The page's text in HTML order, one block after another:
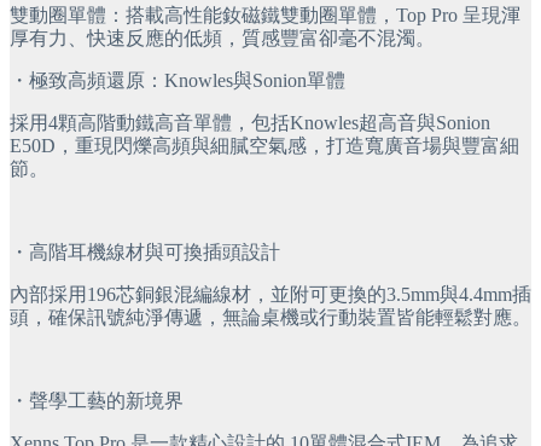
雙動圈單體：搭載高性能釹磁鐵雙動圈單體，Top Pro 呈現渾
厚有力、快速反應的低頻，質感豐富卻毫不混濁。
・極致高頻還原：Knowles與Sonion單體
採用4顆高階動鐵高音單體，包括Knowles超高音與Sonion
E50D，重現閃爍高頻與細膩空氣感，打造寬廣音場與豐富細
節。
・高階耳機線材與可換插頭設計
內部採用196芯銅銀混編線材，並附可更換的3.5mm與4.4mm插
頭，確保訊號純淨傳遞，無論桌機或行動裝置皆能輕鬆對應。
・聲學工藝的新境界